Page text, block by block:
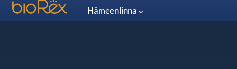
Hämeenlinna